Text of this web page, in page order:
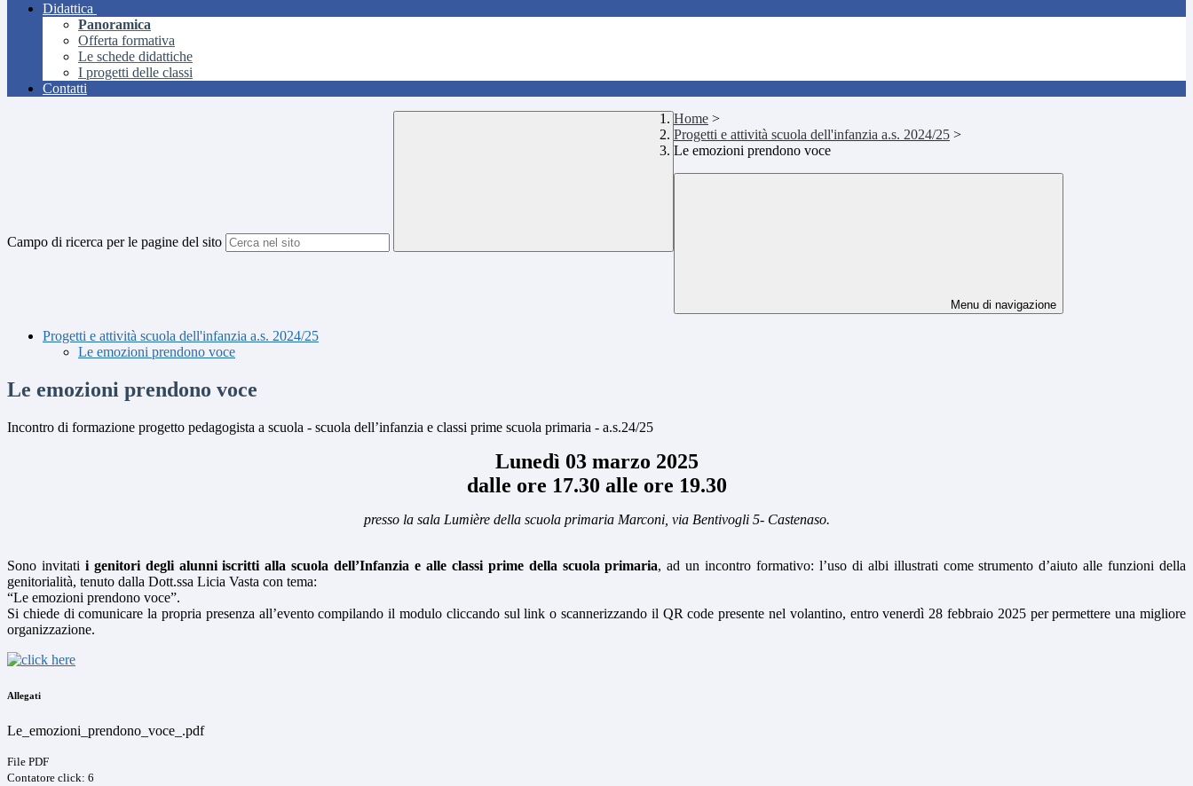
Didattica
Panoramica
Offerta formativa
Le schede didattiche
I progetti delle classi
Contatti
Campo di ricerca per le pagine del sito
Home >
Progetti e attività scuola dell'infanzia a.s. 2024/25 >
Le emozioni prendono voce
Menu di navigazione
Progetti e attività scuola dell'infanzia a.s. 2024/25
Le emozioni prendono voce
Le emozioni prendono voce
Incontro di formazione progetto pedagogista a scuola - scuola dell’infanzia e classi prime scuola primaria - a.s.24/25
Lunedì 03 marzo 2025
dalle ore 17.30 alle ore 19.30
presso la sala Lumière della scuola primaria Marconi, via Bentivogli 5- Castenaso.
Sono invitati i genitori degli alunni iscritti alla scuola dell’Infanzia e alle classi prime della scuola primaria, ad un incontro formativo: l’uso di albi illustrati come strumento d’aiuto alle funzioni della
genitorialità, tenuto dalla Dott.ssa Licia Vasta con tema:
“Le emozioni prendono voce”.
Si chiede di comunicare la propria presenza all’evento compilando il modulo cliccando sul link o scannerizzando il QR code presente nel volantino, entro venerdì 28 febbraio 2025 per permettere una migliore
organizzazione.
Allegati
Le_emozioni_prendono_voce_.pdf
File PDF
Contatore click: 6